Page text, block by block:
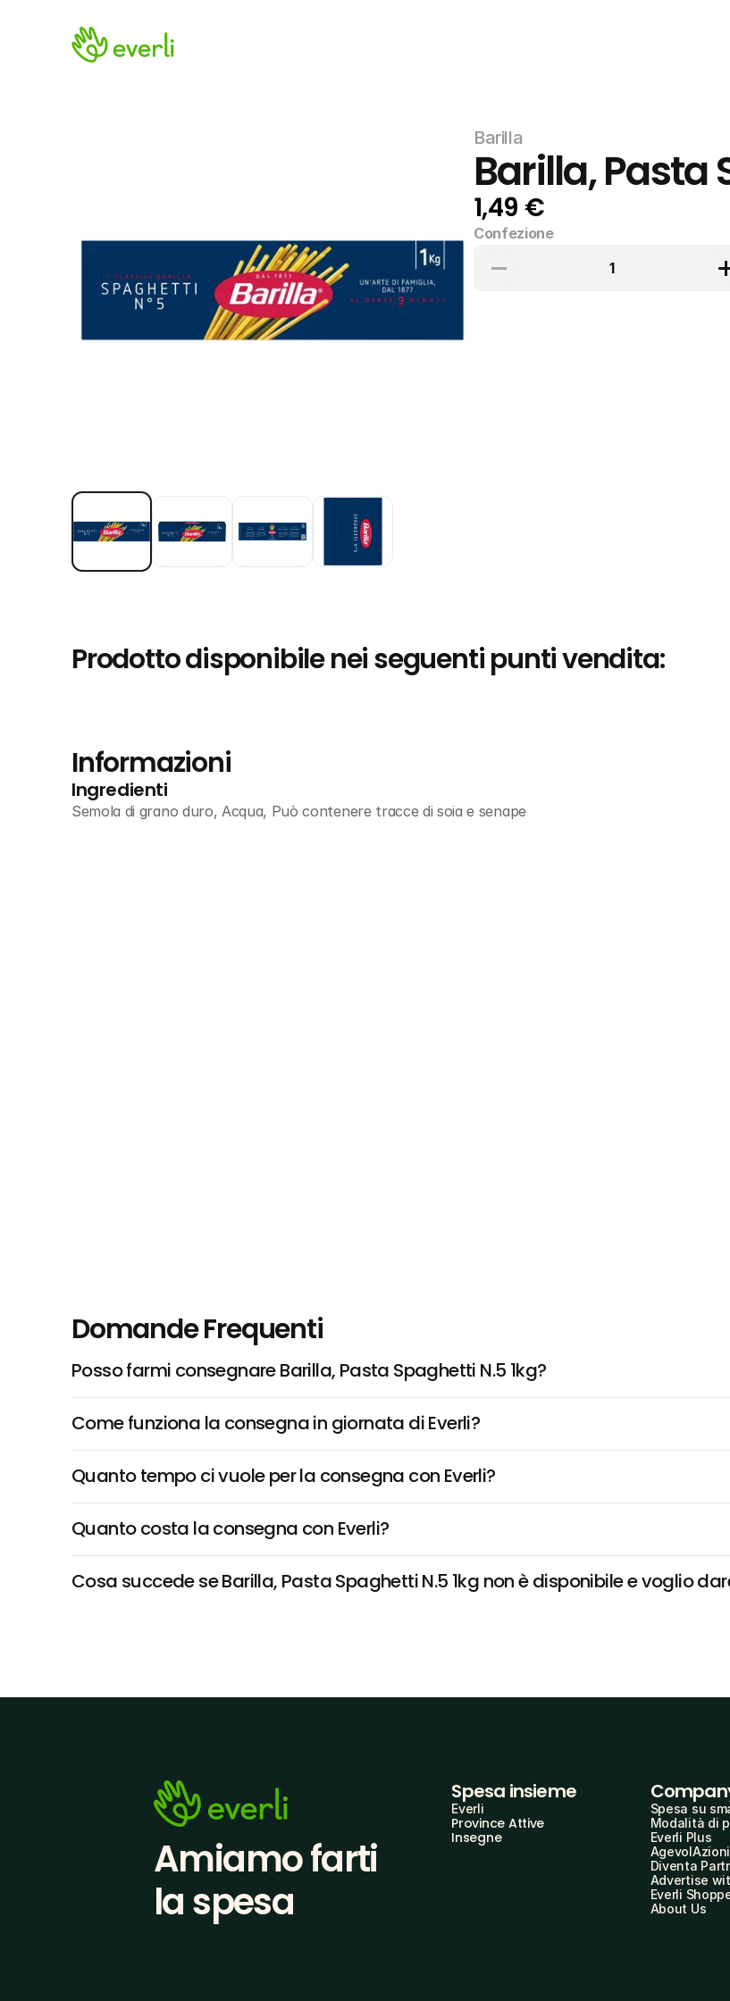
Barilla
Barilla, Pasta
1,49 €
Confezione
1
Prodotto disponibile nei seguenti punti vendita:
Informazioni
Ingredienti
Semola di grano duro, Acqua, Può contenere tracce di soia e senape
Domande Frequenti
Posso farmi consegnare Barilla, Pasta Spaghetti N.5 1kg?
Come funziona la consegna in giornata di Everli?
Quanto tempo ci vuole per la consegna con Everli?
Quanto costa la consegna con Everli?
Cosa succede se Barilla, Pasta Spaghetti N.5 1kg non è disponibile e voglio
Amiamo farti
la spesa
Spesa insieme
Everli
Province Attive
Insegne
Spesa su
Modalità di
Everli Plus
AgevolAzioni
Diventa
Advertise
Everli
About Us